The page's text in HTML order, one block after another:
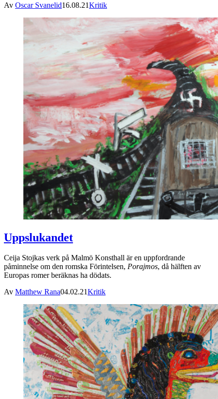
Av Oscar Svanelid16.08.21Kritik
Uppslukandet
Ceija Stojkas verk på Malmö Konsthall är en uppfordrande
påminnelse om den romska Förintelsen, Porajmos, då hälften av
Europas romer beräknas ha dödats.
Av Matthew Rana04.02.21Kritik